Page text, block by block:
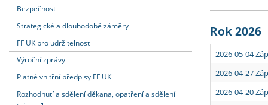
Dozvědět se více Strategie
Podpora
Podat přihlášku Učitelské
Dozvědět se více
Rigorózní
Dozvědět se více
Granty a
Dozvědět se více
Bezpečnost
Strategické a dlouhodobé záměry
FF UK pro udržitelnost
Výroční zprávy
Platné vnitřní předpisy FF UK
Rozhodnutí a sdělení děkana, opatření a sdělení
Rok 2026
2026-05-04
2026-04-27
2026-04-20